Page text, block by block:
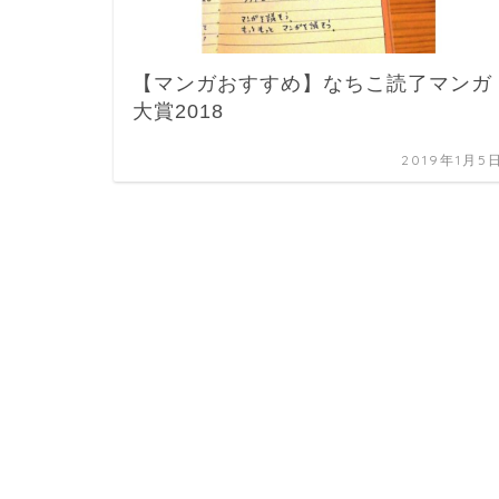
【マンガおすすめ】なちこ読了マンガ
大賞2018
2019年1月5